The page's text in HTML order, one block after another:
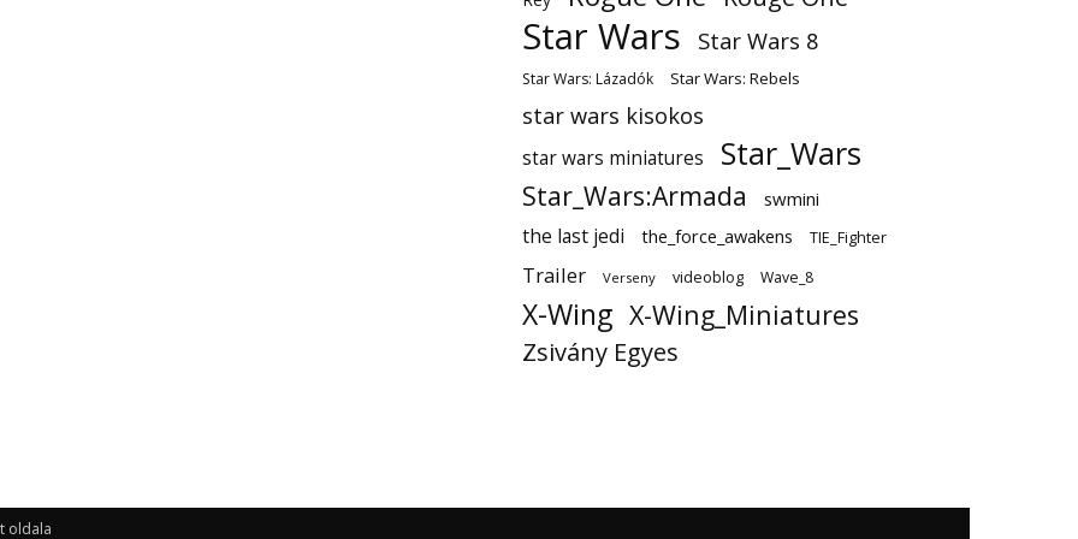
Star Wars Star Wars 8
Star Wars: Lázadók Star Wars: Rebels
star wars kisokos
star wars miniatures Star_Wars
Star_Wars:Armada swmini
the last jedi the_force_awakens TIE_Fighter
Trailer Verseny videoblog Wave_8
X-Wing X-Wing_Miniatures
Zsivány Egyes
oldala